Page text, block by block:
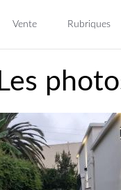
Vente Rubriques
Les